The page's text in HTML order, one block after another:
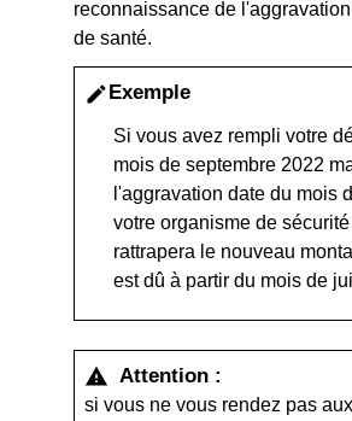
reconnaissance de
de santé.
edit Exemple
Si vous avez rempli votre
mois de septembre 2022
l'aggravation date du mois
votre organisme de
rattrapera le nouveau
est dû à partir du mois de
warning Attention :
si vous ne vous rendez pas